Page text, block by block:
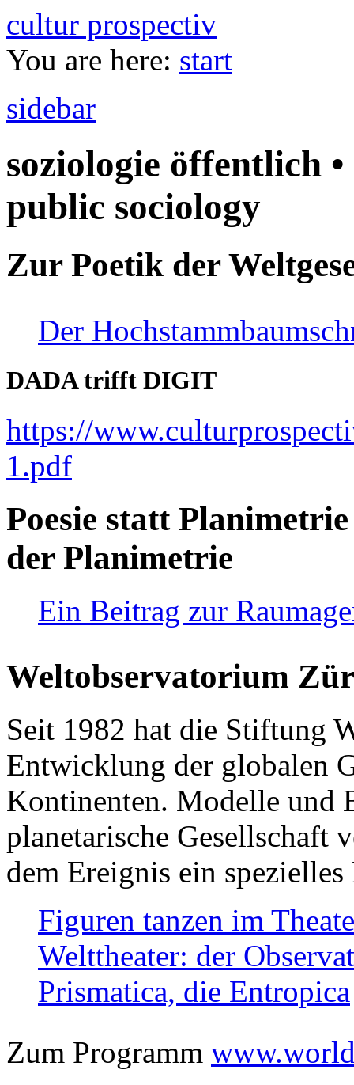
cultur prospectiv
You are here: start
sidebar
soziologie öffentlich
public sociology
Zur Poetik der
Der
DADA trifft DIGIT
https://
1.pdf
Poesie statt
der Planimetrie
Ein Beitrag zur
Weltobservatorium
Seit 1982 hat die Stiftung
Entwicklung der globalen
Kontinenten. Modelle und
planetarische Gesellschaft
dem Ereignis ein
Figuren tanzen im
Welttheater: der
Prismatica, die Entropica
Zum Programm